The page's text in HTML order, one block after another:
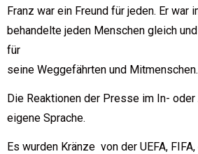
Franz war ein Freund für jeden. Er war
behandelte jeden Menschen gleich
für
seine Weggefährten und Mitmenschen.
Die Reaktionen der Presse im In-
eigene Sprache.
Es wurden Kränze von der UEFA,